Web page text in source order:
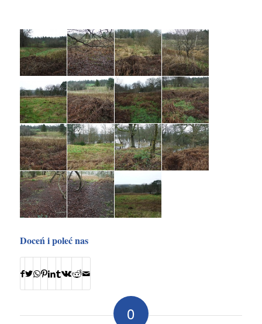
Doceń i poleć nas
0